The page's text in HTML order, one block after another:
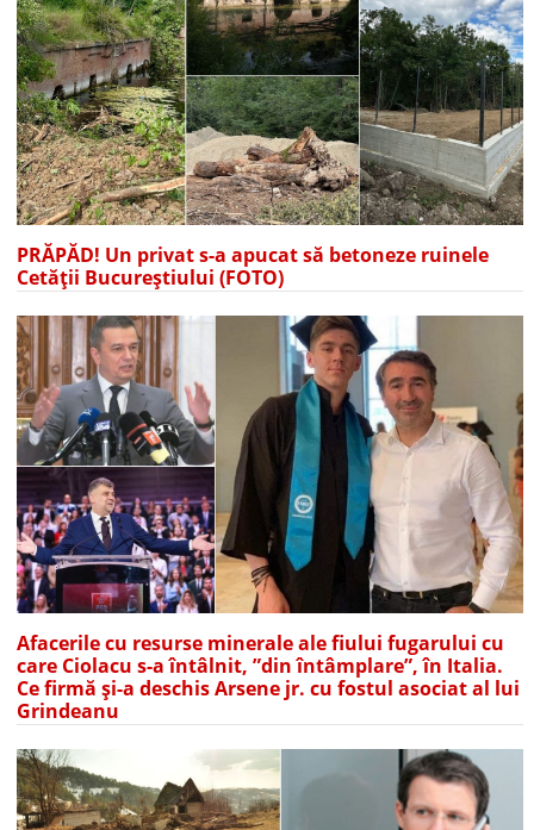
PRĂPĂD! Un privat s-a apucat să betoneze ruinele
Cetății Bucureștiului (FOTO)
Afacerile cu resurse minerale ale fiului fugarului cu
care Ciolacu s-a întâlnit, ”din întâmplare”, în Italia.
Ce firmă și-a deschis Arsene jr. cu fostul asociat al lui
Grindeanu